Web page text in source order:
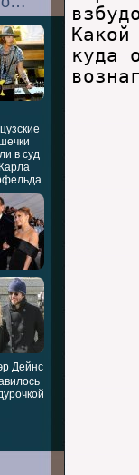
куда